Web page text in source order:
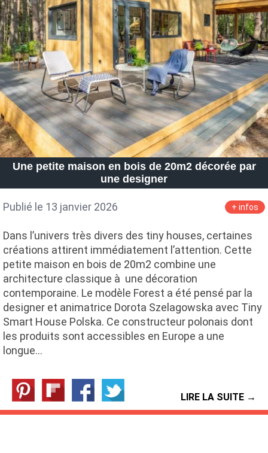
Une petite maison en bois de 20m2 décorée par
une designer
Publié le 13 janvier 2026 + infos
Dans l’univers très divers des tiny houses, certaines
créations attirent immédiatement l’attention. Cette
petite maison en bois de 20m2 combine une
architecture classique à une décoration
contemporaine. Le modèle Forest a été pensé par la
designer et animatrice Dorota Szelagowska avec Tiny
Smart House Polska. Ce constructeur polonais dont
les produits sont accessibles en Europe a une
longue…
LIRE LA SUITE →